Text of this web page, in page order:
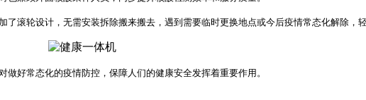
滚轮设计，无需安装拆除搬来搬去，遇到需要临时更换地点或今后疫情常态化解除，
对做好常态化的疫情防控，保障人们的健康安全发挥着重要作用。